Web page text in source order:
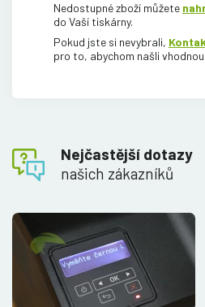
Nedostupné zboží můžete
do Vaší tiskárny.
Pokud jste si nevybrali,
pro to, abychom našli
Nejčastější dotazy
našich zákazníků